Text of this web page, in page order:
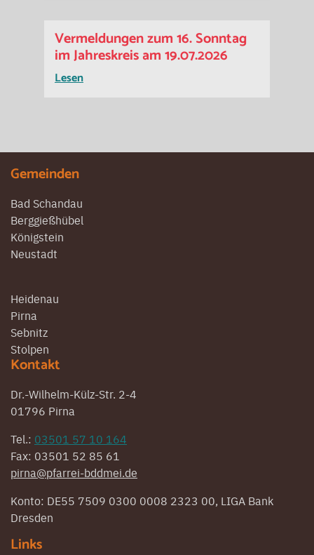
Vermeldungen zum 16. Sonntag
im Jahreskreis am 19.07.2026
Lesen
Gemeinden
Bad Schandau
Berggießhübel
Königstein
Neustadt
Heidenau
Pirna
Sebnitz
Stolpen
Kontakt
Dr.-Wilhelm-Külz-Str. 2-4
01796 Pirna
Tel.: 03501 57 10 164
Fax: 03501 52 85 61
pirna@pfarrei-bddmei.de
Konto: DE55 7509 0300 0008 2323 00, LIGA Bank
Dresden
Links